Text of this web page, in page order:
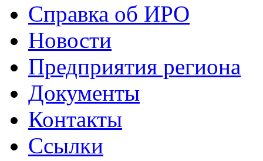
Справка об ИРО
Новости
Предприятия региона
Документы
Контакты
Ссылки